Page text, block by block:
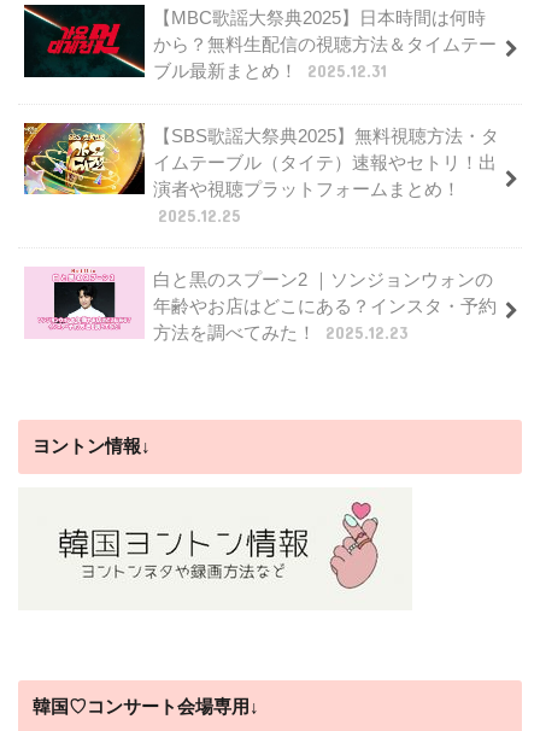
【MBC歌謡大祭典2025】日本時間は何時
から？無料生配信の視聴方法＆タイムテー
ブル最新まとめ！
2025.12.31
【SBS歌謡大祭典2025】無料視聴方法・タ
イムテーブル（タイテ）速報やセトリ！出
演者や視聴プラットフォームまとめ！
2025.12.25
白と黒のスプーン2 ｜ソンジョンウォンの
年齢やお店はどこにある？インスタ・予約
方法を調べてみた！
2025.12.23
ヨントン情報↓
韓国♡コンサート会場専用↓